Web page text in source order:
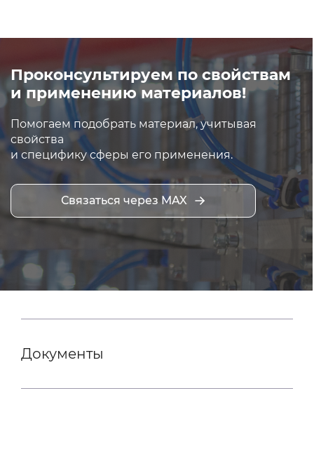
Проконсультируем по свойствам
и применению материалов!
Помогаем подобрать материал, учитывая
свойства
и специфику сферы его применения.
Связаться через MAX
Документы